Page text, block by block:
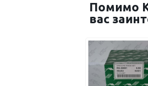
Помимо
вас